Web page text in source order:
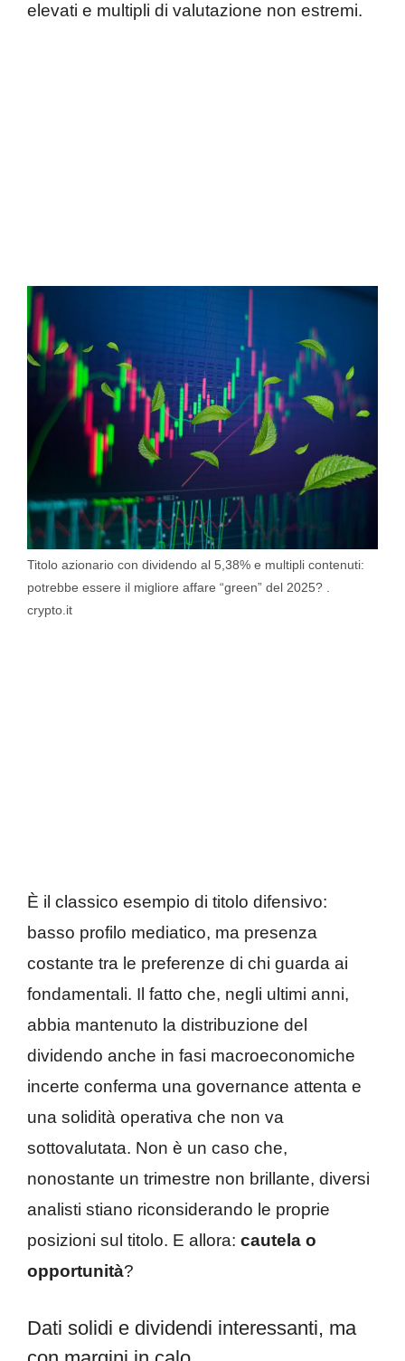
elevati e multipli di valutazione non estremi.
Titolo azionario con dividendo al 5,38% e multipli contenuti:
potrebbe essere il migliore affare “green” del 2025? .
crypto.it
È il classico esempio di titolo difensivo:
basso profilo mediatico, ma presenza
costante tra le preferenze di chi guarda ai
fondamentali. Il fatto che, negli ultimi anni,
abbia mantenuto la distribuzione del
dividendo anche in fasi macroeconomiche
incerte conferma una governance attenta e
una solidità operativa che non va
sottovalutata. Non è un caso che,
nonostante un trimestre non brillante, diversi
analisti stiano riconsiderando le proprie
posizioni sul titolo. E allora: cautela o
opportunità?
Dati solidi e dividendi interessanti, ma